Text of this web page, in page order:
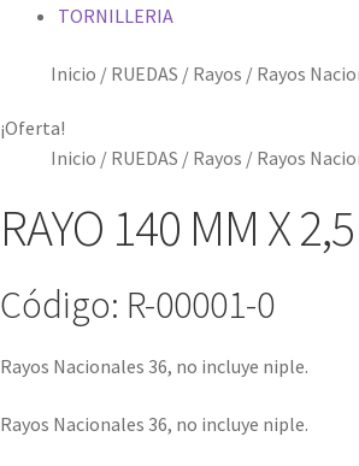
TORNILLERIA
Inicio / RUEDAS / Rayos / Rayos
¡Oferta!
Inicio / RUEDAS / Rayos / Rayos
RAYO 140 MM X
Código: R-00001-0
Rayos Nacionales 36, no incluye niple.
Rayos Nacionales 36, no incluye niple.